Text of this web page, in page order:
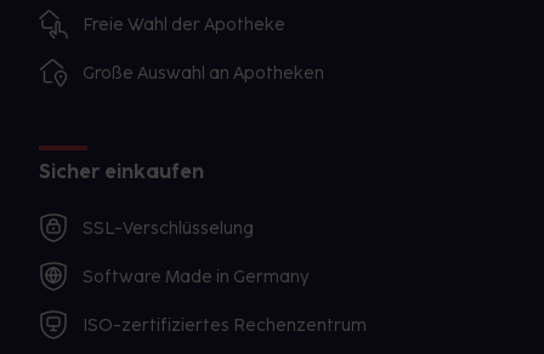
Freie Wahl der Apotheke
Große Auswahl an Apotheken
Sicher einkaufen
SSL-Verschlüsselung
Software Made in Germany
ISO-zertifiziertes Rechenzentrum